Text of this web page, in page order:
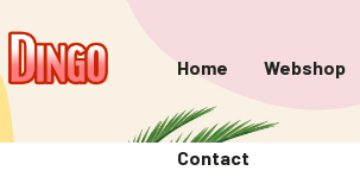
Home Webshop
Contact